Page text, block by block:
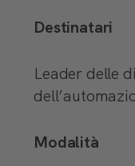
Destinatari
Leader delle
Modalità